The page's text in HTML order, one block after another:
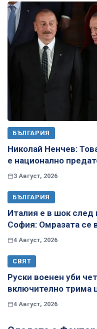
БЪЛГАРИЯ
Николай Ненчев:
е национално
3 Август, 2026
БЪЛГАРИЯ
Италия е в шок след
София: Омразата се
4 Август, 2026
СВЯТ
Руски военен уби
включително трима
4 Август, 2026